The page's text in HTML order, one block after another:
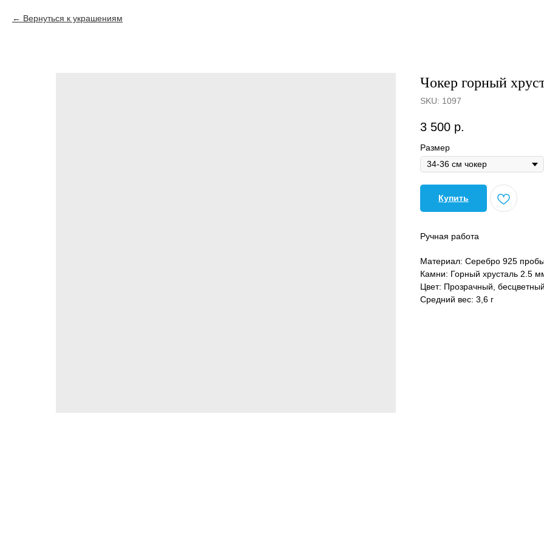
Вернуться к украшениям
Чокер горный
SKU: 1097
3 500 р.
Размер
Купить
Ручная работа
Материал: Серебро 925
Камни: Горный хрусталь 2.5
Цвет: Прозрачный, бесцветный
Средний вес: 3,6 г